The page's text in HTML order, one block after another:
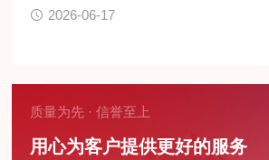
2026-06-17
质量为先 · 信誉至上
用心为客户提供更好的服务